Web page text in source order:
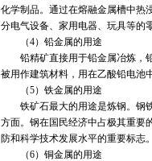
化学制品。通过在熔融金属槽中热
分电气设备、家用电器、玩具等的
（4）铅金属的用途
铅精矿直接用于铅金属冶炼，铅
被用作建筑材料，用在乙酸铅电池
（5）铁金属的用途
铁矿石最大的用途是炼钢。钢铁
方面。钢在国民经济中占极其重要
防和科学技术发展水平的重要标志。
（6）铜金属的用途